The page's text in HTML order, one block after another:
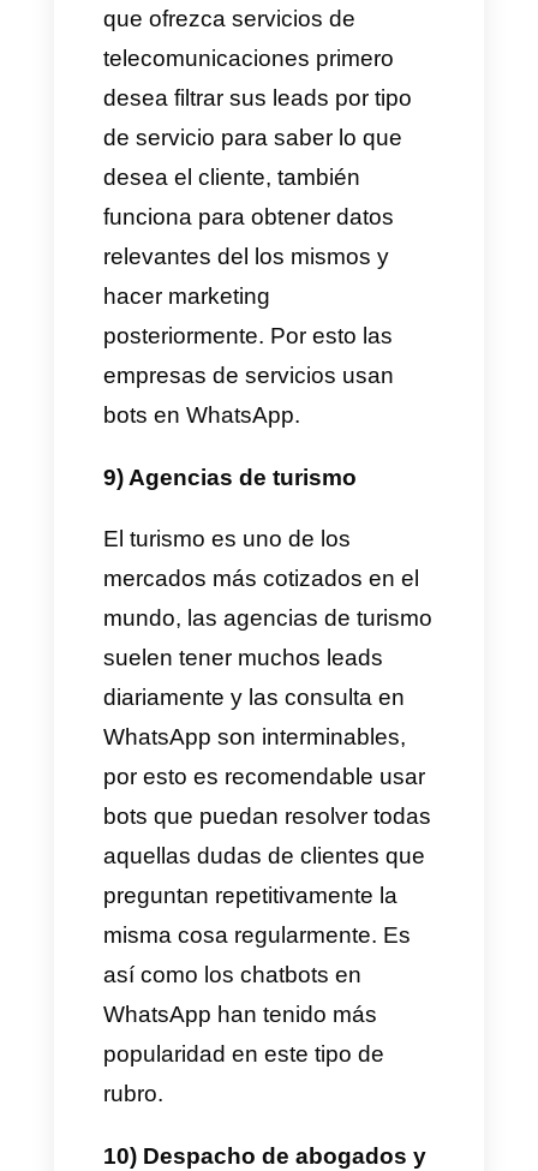
gestiona sus pedidos por
WhatsApp y un bot chef que
atienda a los consumidores es
una idea excelente.
6) Renta de autos
La renta de auto es otro gran
rubro donde se pueden utilizar
chatbots por WhatsApp,
específicamente para filtrar por
chatbot envía la conversación
con todos estos datos a un
agente en línea.
7) Bienes raíces e inmuebles
De igual forma que la renta de
autos, las personas llegan al
WhatsApp a habla con un
chatbot que los atiende y
pregunta por qué tipo de
inmueble están en contacto,
una vez que el cliente responde